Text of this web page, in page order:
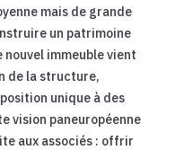
mais de grande
un patrimoine
immeuble vient
de la structure,
unique à des
vision paneuropéenne
aux associés : offrir